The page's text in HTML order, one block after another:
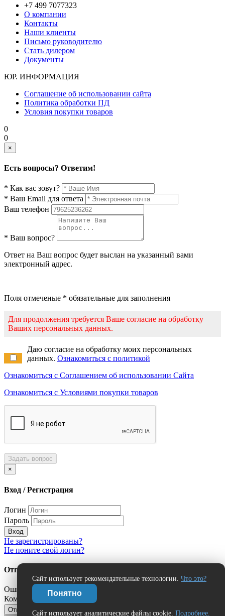
+7 499 7077323
О компании
Контакты
Наши клиенты
Письмо руководителю
Стать дилером
Документы
ЮР. ИНФОРМАЦИЯ
Соглашение об использовании сайта
Политика обработки ПД
Условия покупки товаров
Сайт использует рекомендательные технологии. Что это?
Понятно
Сайт использует аналитические файлы cookie. Подробнее.
0
0
×
Есть вопросы? Ответим!
* Как вас зовут?
* Ваш Email для ответа
Ваш телефон
* Ваш вопрос?
Ответ на Ваш вопрос будет выслан на указанный вами
электронный адрес.
Поля отмеченые * обязательные для заполнения
Для продолжения требуется Ваше согласие на обработку
Ваших персональных данных.
Даю согласие на обработку моих персональных
данных. Ознакомиться с политикой
Ознакомиться с Соглашением об использовании Сайта
Ознакомиться с Условиями покупки товаров
Задать вопрос
×
Вход / Регистрация
Логин
Пароль
Вход
Не зарегистрированы?
Не поните свой логин?
Отправить сообщение об ошибке?
Ошибка:
Комментарий (дополнительно)
Отправить